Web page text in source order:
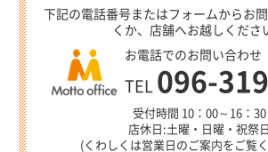
下記の電話番号またはフォームからお
くか、店舗へお越しくださ
お電話でのお問い合わせ
TEL 096-
受付時間 10：00～16：30
店休日:土曜・日曜・祝祭日
(くわしくは営業日のご案内をご覧